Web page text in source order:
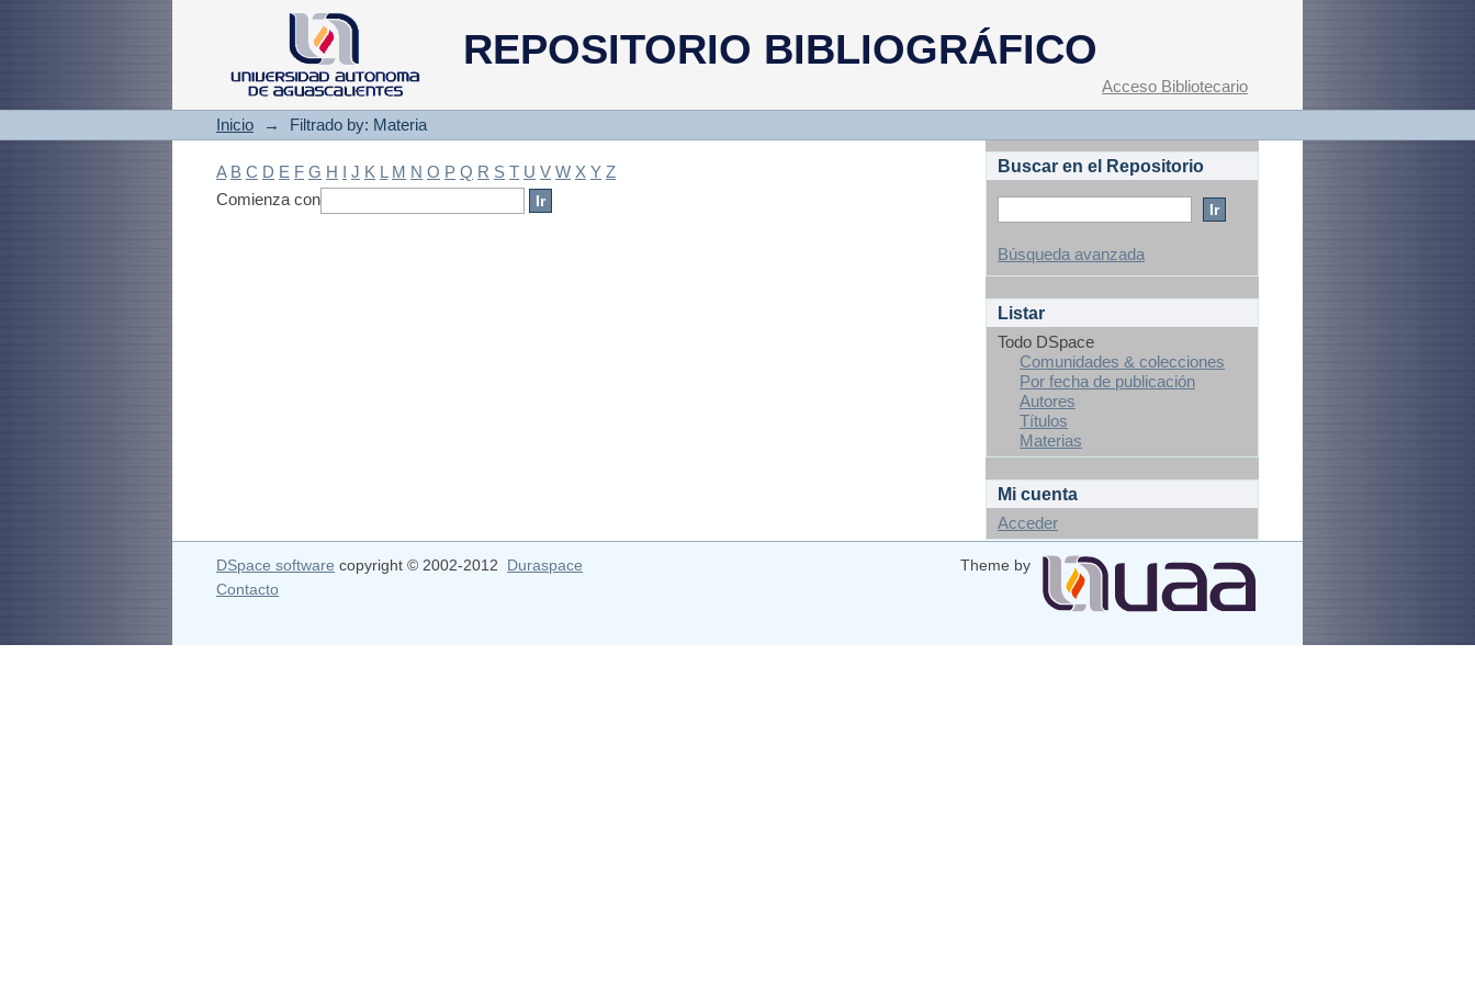
REPOSITORIO BIBLIOGRÁFICO
Filtrado by: Materia
Acceso Bibliotecario
Inicio → Filtrado by: Materia
A B C D E F G H I J K L M N O P Q R S T U V W X Y Z
Comienza con
Buscar en el Repositorio
Búsqueda avanzada
Listar
Todo DSpace
Comunidades & colecciones
Por fecha de publicación
Autores
Títulos
Materias
Mi cuenta
Acceder
DSpace software copyright © 2002-2012 Duraspace
Theme by
Contacto